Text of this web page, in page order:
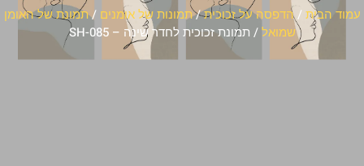
עמוד הבית /הדפסה על זכוכית/תמונות של אומנים /תמונת של האומן
שמואל/ תמונת זכוכית לחדר שינה – SH-085